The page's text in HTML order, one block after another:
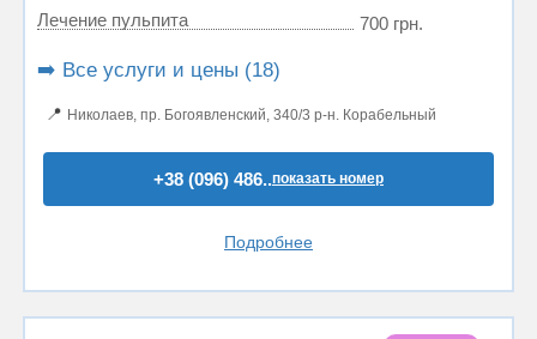
Лечение пульпита 700 грн.
➡️ Все услуги и цены (18)
📍 Николаев, пр. Богоявленский, 340/3 р-н. Корабельный
+38 (096) 486..показать номер
Подробнее